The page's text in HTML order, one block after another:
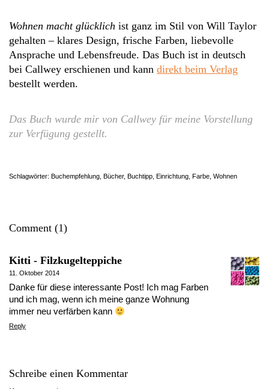
Wohnen macht glücklich ist ganz im Stil von Will Taylor
gehalten – klares Design, frische Farben, liebevolle
Ansprache und Lebensfreude. Das Buch ist in deutsch
bei Callwey erschienen und kann direkt beim Verlag
bestellt werden.
Das Buch wurde mir von Callwey für meine Vorstellung
zur Verfügung gestellt.
Schlagwörter: Buchempfehlung Bücher, Buchtipp Einrichtung Farbe Wohnen
Comment (1)
Kitti - Filzkugelteppiche
11. Oktober 2014
Danke für diese interessante Post! Ich mag Farben
und ich mag, wenn ich meine ganze Wohnung
immer neu verfärben kann
Reply
Schreibe einen Kommentar